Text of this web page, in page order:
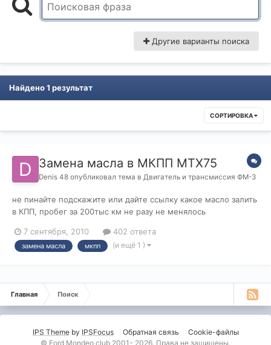
Другие варианты поиска
Найдено 1 результат
СОРТИРОВКА
Замена масла в МКПП МТХ75
Denis 48 опубликовал тема в Двигатель и трансмиссия ФМ-3
не пинайте подскажите или дайте ссылку какое масло залить
в КПП, пробег за 200тыс км не разу не менялось
7 сентября, 2010 402 ответа
замена масла мкпп (и ещё 1 )
Главная Поиск
IPS Themeby IPSFocus Обратная связь
Cookie-файлы
© Ford Mondeo club 2001- 2026. Права не защищены.